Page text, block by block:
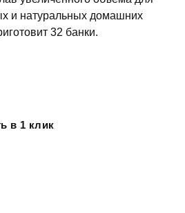
и натуральных домашних
32 банки.
в 1 клик